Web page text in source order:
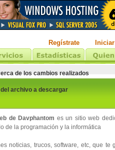
Regístrate
de los cambios realizados
archivo a descargar
de Davphantom es un sitio web
de la programación y la informática
noticias, trucos, software, etc, que te